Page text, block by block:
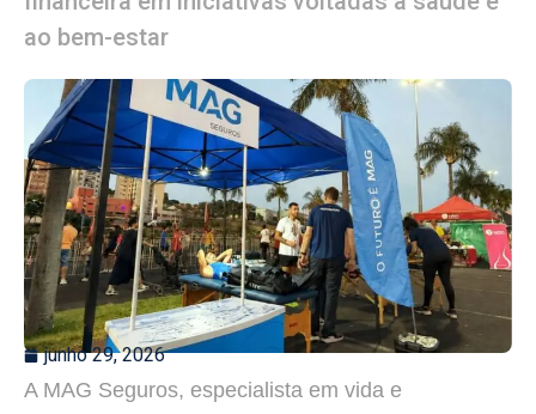
ao bem-estar
junho 29, 2026
A MAG Seguros, especialista em vida e